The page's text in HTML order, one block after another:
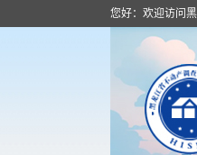
您好：欢迎访问